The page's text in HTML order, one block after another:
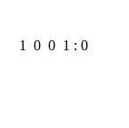
1 0 0 1 : 0